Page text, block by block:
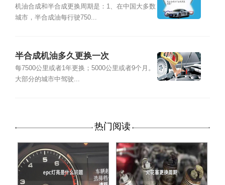
机油合成和半合成更换周期是：1、在中国大多数
城市，半合成油每行驶750...
半合成机油多久更换一次
每7500公里或者1年更换；5000公里或者9个月。
大部分的城市中驾驶...
热门阅读